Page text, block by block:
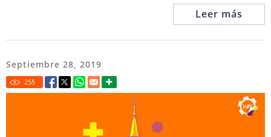
Leer más
Septiembre 28, 2019
255